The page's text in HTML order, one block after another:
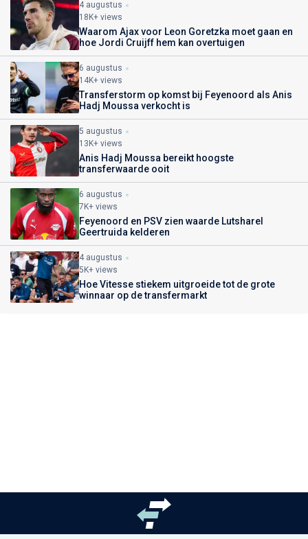
4 augustus
18K+ views
Waarom Ajax voor Leon Goretzka moet gaan en
hoe Jordi Cruijff hem kan overtuigen
6 augustus
14K+ views
Transferstorm op komst bij Feyenoord als Anis
Hadj Moussa verkocht is
5 augustus
13K+ views
Anis Hadj Moussa bereikt hoogste
transferwaarde ooit
6 augustus
7K+ views
Feyenoord en PSV zien waarde Lutsharel
Geertruida kelderen
4 augustus
5K+ views
Hoe Vitesse stiekem uitgroeide tot de grote
winnaar op de transfermarkt